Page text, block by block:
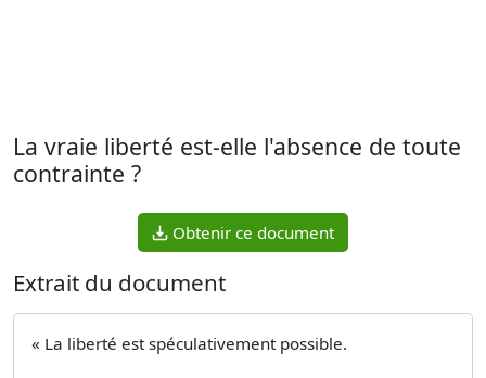
La vraie liberté est-elle l'absence de toute
contrainte ?
Obtenir ce document
Extrait du document
« La liberté est spéculativement possible.